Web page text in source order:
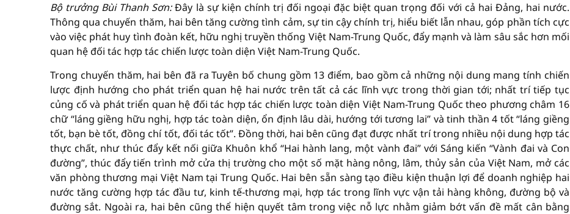
Bộ trưởng Bùi Thanh Sơn:Đây là sự kiện chính trị đối ngoại đặc biệt quan trọng đối với cả hai Đảng, hai nước.
Thông qua chuyến thăm, hai bên tăng cường tình cảm, sự tin cậy chính trị, hiểu biết lẫn nhau, góp phần tích cực
vào việc phát huy tình đoàn kết, hữu nghị truyền thống Việt Nam-Trung Quốc, đẩy mạnh và làm sâu sắc hơn mối
quan hệ đối tác hợp tác chiến lược toàn diện Việt Nam-Trung Quốc.
Trong chuyến thăm, hai bên đã ra Tuyên bố chung gồm 13 điểm, bao gồm cả những nội dung mang tính chiến
lược định hướng cho phát triển quan hệ hai nước trên tất cả các lĩnh vực trong thời gian tới; nhất trí tiếp tục
củng cố và phát triển quan hệ đối tác hợp tác chiến lược toàn diện Việt Nam-Trung Quốc theo phương châm 16
chữ “láng giềng hữu nghị, hợp tác toàn diện, ổn định lâu dài, hướng tới tương lai” và tinh thần 4 tốt “láng giềng
tốt, bạn bè tốt, đồng chí tốt, đối tác tốt”. Đồng thời, hai bên cũng đạt được nhất trí trong nhiều nội dung hợp tác
thực chất, như thúc đẩy kết nối giữa Khuôn khổ “Hai hành lang, một vành đai” với Sáng kiến “Vành đai và Con
đường”, thúc đẩy tiến trình mở cửa thị trường cho một số mặt hàng nông, lâm, thủy sản của Việt Nam, mở các
văn phòng thương mại Việt Nam tại Trung Quốc. Hai bên sẵn sàng tạo điều kiện thuận lợi để doanh nghiệp hai
nước tăng cường hợp tác đầu tư, kinh tế-thương mại, hợp tác trong lĩnh vực vận tải hàng không, đường bộ và
đường sắt. Ngoài ra, hai bên cũng thể hiện quyết tâm trong việc nỗ lực nhằm giảm bớt vấn đề mất cân bằng